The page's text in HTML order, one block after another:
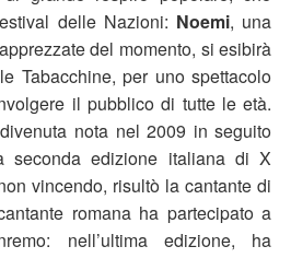
delle Nazioni: Noemi, una
del momento, si esibirà
Tabacchine, per uno spettacolo
il pubblico di tutte le età.
nota nel 2009 in seguito
seconda edizione italiana di X
vincendo, risultò la cantante di
romana ha partecipato a
nell’ultima edizione, ha